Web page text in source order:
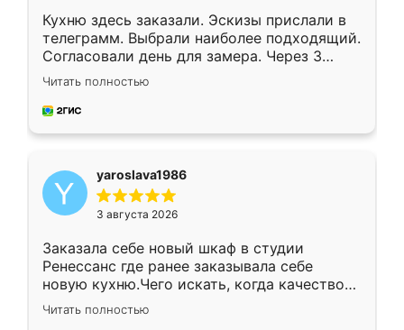
Кухню здесь заказали. Эскизы прислали в
телеграмм. Выбрали наиболее подходящий.
Согласовали день для замера. Через 3
недели кухня была уже готова. Остались
довольны работой. Спасибо Ренессанс
мебель за качественную работу!
Читать полностью
yaroslava1986
3 августа 2026
Заказала себе новый шкаф в студии
Ренессанс где ранее заказывала себе
новую кухню.Чего искать, когда качеством
вполне довольна. Служит кухня уже почти
два года, нареканий нет.
Читать полностью